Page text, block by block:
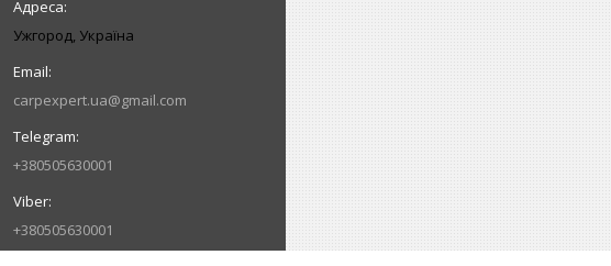
Ужгород, Україна
carpexpert.ua@gmail.com
+380505630001
+380505630001